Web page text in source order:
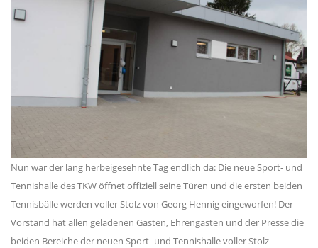
Nun war der lang herbeigesehnte Tag endlich da: Die neue Sport- und
Tennishalle des TKW öffnet offiziell seine Türen und die ersten beiden
Tennisbälle werden voller Stolz von Georg Hennig eingeworfen! Der
Vorstand hat allen geladenen Gästen, Ehrengästen und der Presse die
beiden Bereiche der neuen Sport- und Tennishalle voller Stolz